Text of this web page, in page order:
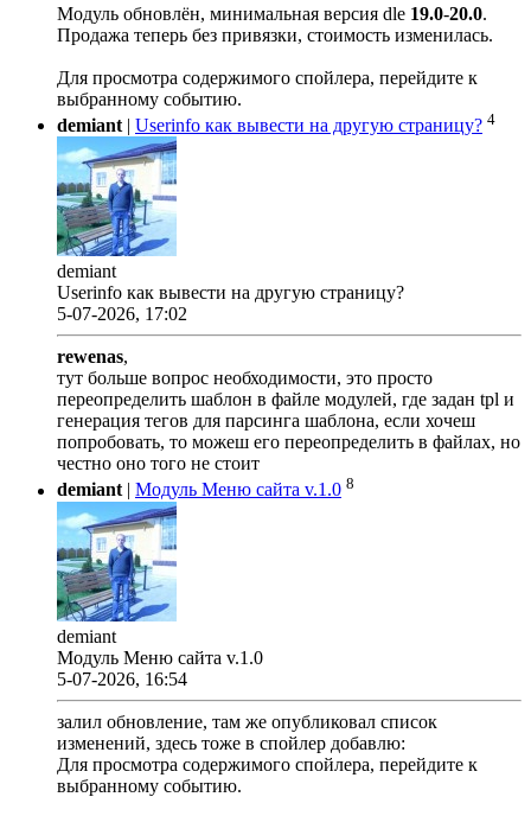
Модуль обновлён, минимальная версия dle 19.0-20.0.
Продажа теперь без привязки, стоимость изменилась.
Для просмотра содержимого спойлера, перейдите к
выбранному событию.
demiant | Userinfo как вывести на другую страницу? 4
demiant
Userinfo как вывести на другую страницу?
5-07-2026, 17:02
rewenas,
тут больше вопрос необходимости, это просто
переопределить шаблон в файле модулей, где задан tpl и
генерация тегов для парсинга шаблона, если хочеш
попробовать, то можеш его переопределить в файлах, но
честно оно того не стоит
demiant| Модуль Меню сайта v.1.0 8
demiant
Модуль Меню сайта v.1.0
5-07-2026, 16:54
залил обновление, там же опубликовал список
изменений, здесь тоже в спойлер добавлю:
Для просмотра содержимого спойлера, перейдите к
выбранному событию.